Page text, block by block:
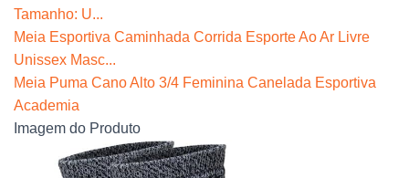
Tamanho: U...
Meia Esportiva Caminhada Corrida Esporte Ao Ar Livre
Unissex Masc...
Meia Puma Cano Alto 3/4 Feminina Canelada Esportiva
Academia
Imagem do Produto